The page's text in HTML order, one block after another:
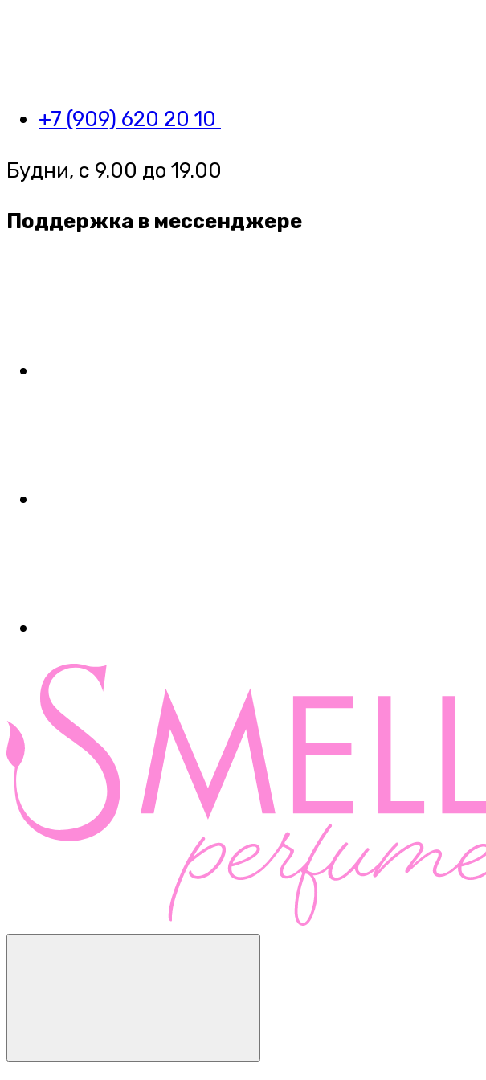
+7 (909) 620 20 10
Будни, с 9.00 до 19.00
Поддержка в мессенджере